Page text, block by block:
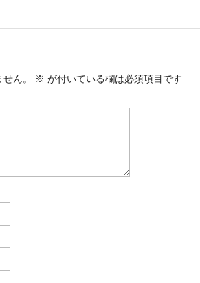
ん。
※ が付いている欄は必須項目です